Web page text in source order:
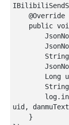
    @Override
        JsonNode info = msg.getInfo();
        JsonNode jsonNode1 = info.get(1);
        JsonNode jsonNode2 = info.get(2);
uid,